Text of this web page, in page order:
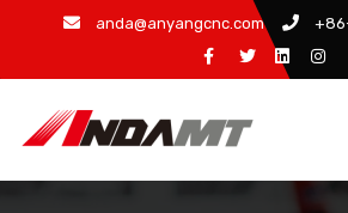
内
anda@anyangcnc.com